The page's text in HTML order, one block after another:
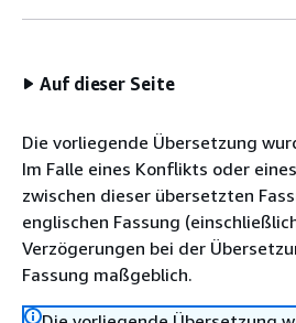
Auf dieser Seite
Die vorliegende Übersetzung
Im Falle eines Konflikts oder
zwischen dieser übersetzten
englischen Fassung
Verzögerungen bei der
Fassung maßgeblich.